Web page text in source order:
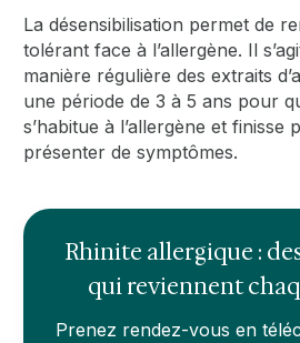
La désensibilisation permet de
tolérant face à l’allergène. Il
manière régulière des extraits
une période de 3 à 5 ans pour
s’habitue à l’allergène et finisse
présenter de symptômes.
Rhinite allergique :
qui reviennent
Prenez rendez-vous en